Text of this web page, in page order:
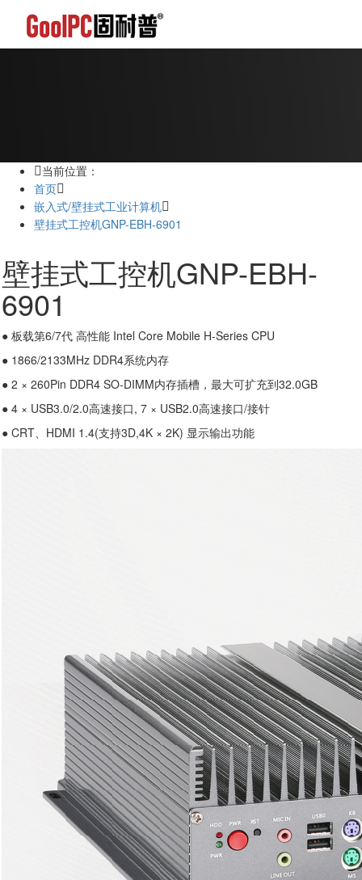
当前位置：
首页
嵌入式/壁挂式工业计算机
壁挂式工控机GNP-EBH-6901
壁挂式工控机GNP-EBH-
6901
● 板载第6/7代 高性能 Intel Core Mobile H-Series CPU
● 1866/2133MHz DDR4系统内存
● 2 × 260Pin DDR4 SO-DIMM内存插槽，最大可扩充到32.0GB
● 4 × USB3.0/2.0高速接口, 7 × USB2.0高速接口/接针
● CRT、HDMI 1.4(支持3D,4K × 2K) 显示输出功能